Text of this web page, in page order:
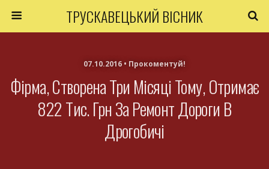
ТРУСКАВЕЦЬКИЙ ВІСНИК
07.10.2016 • Прокоментуй!
Фірма, Створена Три Місяці Тому, Отримає
822 Тис. Грн За Ремонт Дороги В
Дрогобичі